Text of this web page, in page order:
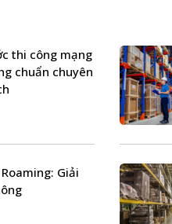
thi công mạng
chuẩn chuyên
Giải